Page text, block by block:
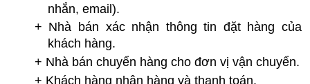
nhắn, email).
+ Nhà bán xác nhận thông tin đặt hàng của
khách hàng.
+ Nhà bán chuyển hàng cho đơn vị vận chuyển.
+ Khách hàng nhận hàng và thanh toán.